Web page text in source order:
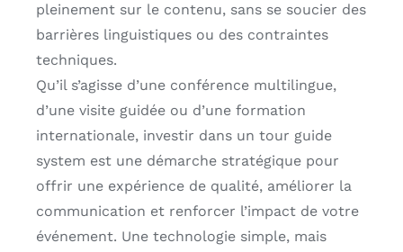
pleinement sur le contenu, sans se soucier des
barrières linguistiques ou des contraintes
techniques.
Qu’il s’agisse d’une conférence multilingue,
d’une visite guidée ou d’une formation
internationale, investir dans un tour guide
system est une démarche stratégique pour
offrir une expérience de qualité, améliorer la
communication et renforcer l’impact de votre
événement. Une technologie simple, mais